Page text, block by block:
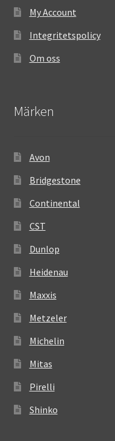
My Account
Integritetspolicy
Om oss
Märken
Avon
Bridgestone
Continental
CST
Dunlop
Heidenau
Maxxis
Metzeler
Michelin
Mitas
Pirelli
Shinko